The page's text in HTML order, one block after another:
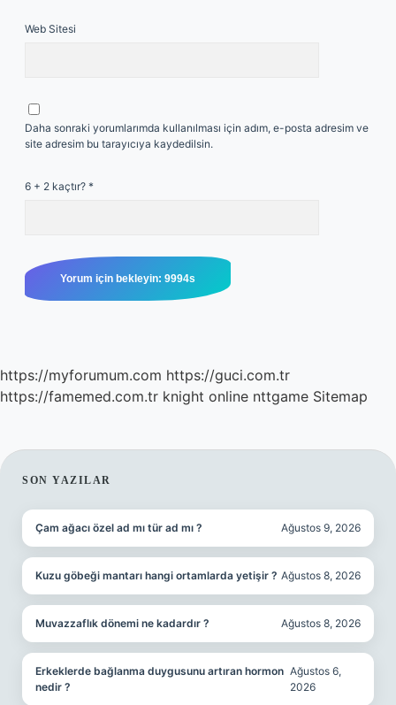
Web Sitesi
Daha sonraki yorumlarımda kullanılması için adım, e-posta adresim ve
site adresim bu tarayıcıya kaydedilsin.
6 + 2 kaçtır? *
https://myforumum.com https://guci.com.tr
https://famemed.com.tr knight online nttgame Sitemap
SIDEBAR
SON YAZILAR
Çam ağacı özel ad mı tür ad mı ? Ağustos 9, 2026
Kuzu göbeği mantarı hangi ortamlarda yetişir ? Ağustos 8, 2026
Muvazzaflık dönemi ne kadardır ? Ağustos 8, 2026
Erkeklerde bağlanma duygusunu artıran hormon
nedir ?
Ağustos 6,
2026